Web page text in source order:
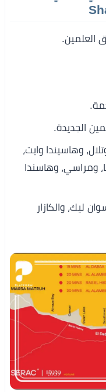
وهاسيندا وايت،
ومراسي، وهاسندا
ليك، والكازار